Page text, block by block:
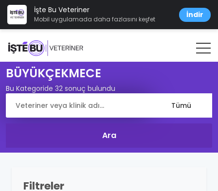
İşte Bu Veteriner
Mobil uygulamada daha fazlasını keşfet İndir
BÜYÜKÇEKMECE
Bu Kategoride 32 sonuç bulundu
Filtreler